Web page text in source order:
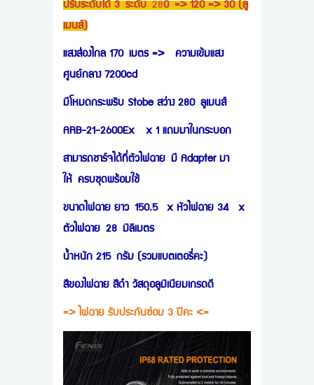
ปรับระดับได้ 3 ระดับ 280 => 120 => 30 (ลู
เมนส์)
แสงส่องไกล 170 เมตร => ความเข้มแสง
ศูนย์กลาง 7200cd
มีโหมดกระพริบ Stobe สว่าง 280 ลูเมนส์
ARB-21-2600Ex x 1 แถมมาในกระบอก
สามารถชาร์จได้ที่ตัวไฟฉาย มี Adapter มา
ให้ ครบชุดพร้อมใช้
ขนาดไฟฉาย ยาว 150.5 x หัวไฟฉาย 34 x
ตัวไฟฉาย 28 มิลิเมตร
นำ้หนัก 215 กรัม (รวมแบตเตอรี่คะ)
สีของไฟฉาย สีดำ วัสดุอลูมิเนียมเกรดดี
=> ไฟฉาย รับประกันซ่อม 3 ปีคะ <=